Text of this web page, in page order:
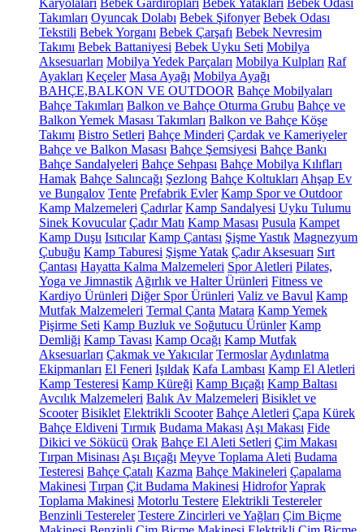
Karyolaları Bebek Gardıropları Bebek Yatakları Bebek Odası
Takımları Oyuncak Dolabı Bebek Şifonyer Bebek Odası
Tekstili Bebek Yorganı Bebek Çarşafı Bebek Nevresim
Takımı Bebek Battaniyesi Bebek Uyku Seti Mobilya
Aksesuarları Mobilya Yedek Parçaları Mobilya Kulpları Raf
Ayakları Keçeler Masa Ayağı Mobilya Ayağı
BAHÇE,BALKON VE OUTDOOR Bahçe Mobilyaları
Bahçe Takımları Balkon ve Bahçe Oturma Grubu Bahçe ve
Balkon Yemek Masası Takımları Balkon ve Bahçe Köşe
Takımı Bistro Setleri Bahçe Minderi Çardak ve Kameriyeler
Bahçe ve Balkon Masası Bahçe Şemsiyesi Bahçe Bankı
Bahçe Sandalyeleri Bahçe Sehpası Bahçe Mobilya Kılıfları
Hamak Bahçe Salıncağı Şezlong Bahçe Koltukları Ahşap Ev
ve Bungalov Tente Prefabrik Evler Kamp Spor ve Outdoor
Kamp Malzemeleri Çadırlar Kamp Sandalyesi Uyku Tulumu
Sinek Kovucular Çadır Matı Kamp Masası Pusula Kampet
Kamp Duşu Isıtıcılar Kamp Çantası Şişme Yastık Magnezyum
Çubuğu Kamp Taburesi Şişme Yatak Çadır Aksesuarı Sırt
Çantası Hayatta Kalma Malzemeleri Spor Aletleri Pilates,
Yoga ve Jimnastik Ağırlık ve Halter Ürünleri Fitness ve
Kardiyo Ürünleri Diğer Spor Ürünleri Valiz ve Bavul Kamp
Mutfak Malzemeleri Termal Çanta Matara Kamp Yemek
Pişirme Seti Kamp Buzluk ve Soğutucu Ürünler Kamp
Demliği Kamp Tavası Kamp Ocağı Kamp Mutfak
Aksesuarları Çakmak ve Yakıcılar Termoslar Aydınlatma
Ekipmanları El Feneri Işıldak Kafa Lambası Kamp El Aletleri
Kamp Testeresi Kamp Küreği Kamp Bıçağı Kamp Baltası
Avcılık Malzemeleri Balık Av Malzemeleri Bisiklet ve
Scooter Bisiklet Elektrikli Scooter Bahçe Aletleri Çapa Kürek
Bahçe Eldiveni Tırmık Budama Makası Aşı Makası Fide
Dikici ve Sökücü Orak Bahçe El Aleti Setleri Çim Makası
Tırpan Misinası Aşı Bıçağı Meyve Toplama Aleti Budama
Testeresi Bahçe Çatalı Kazma Bahçe Makineleri Çapalama
Makinesi Tırpan Çit Budama Makinesi HidroforYaprak
Toplama Makinesi Motorlu Testere Elektrikli Testereler
Benzinli Testereler Testere Zincirleri ve Yağları Çim Biçme